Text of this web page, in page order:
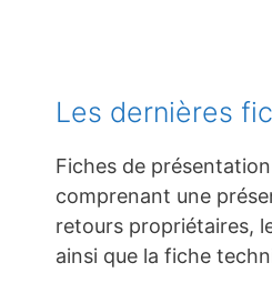
Les dernières
Fiches de
comprenant une
retours propriétaires,
ainsi que la fiche